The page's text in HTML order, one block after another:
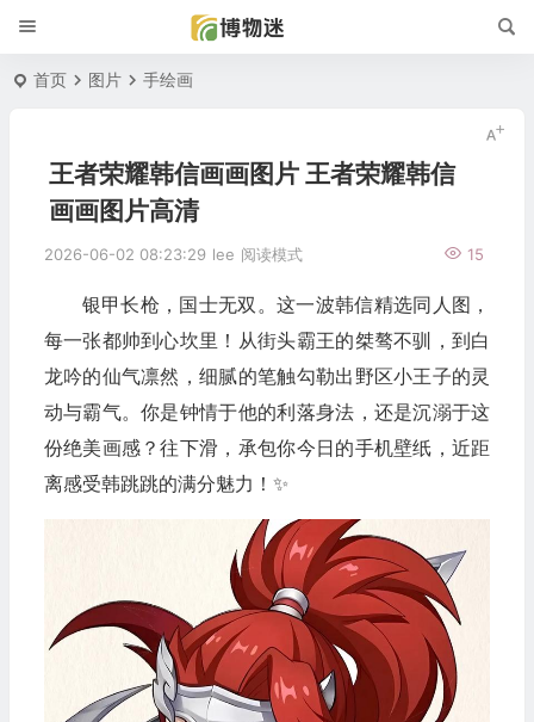
首页 图片 手绘画
王者荣耀韩信画画图片 王者荣耀韩信
画画图片高清
2026-06-02 08:23:29 lee 15
阅读模式
银甲长枪，国士无双。这一波韩信精选同人图，
每一张都帅到心坎里！从街头霸王的桀骜不驯，到白
龙吟的仙气凛然，细腻的笔触勾勒出野区小王子的灵
动与霸气。你是钟情于他的利落身法，还是沉溺于这
份绝美画感？往下滑，承包你今日的手机壁纸，近距
离感受韩跳跳的满分魅力！✨